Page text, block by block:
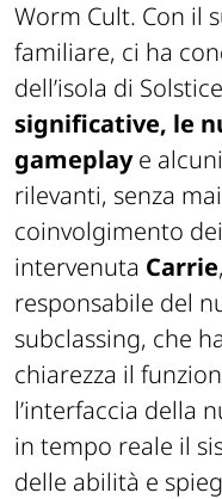
Worm Cult. Con il
familiare, ci ha
dell’isola di
significative, le
gameplaye
rilevanti, senza
coinvolgimento
intervenuta Carrie
responsabile del
subclassing, che
chiarezza il
l’interfaccia della
in tempo reale il
delle abilità e